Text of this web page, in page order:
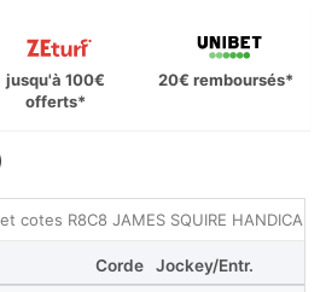
jusqu'à 100€
offerts*
20€ remboursés*
cotes R8C8 JAMES SQUIRE HANDICAP
Corde
Jockey/Entr.